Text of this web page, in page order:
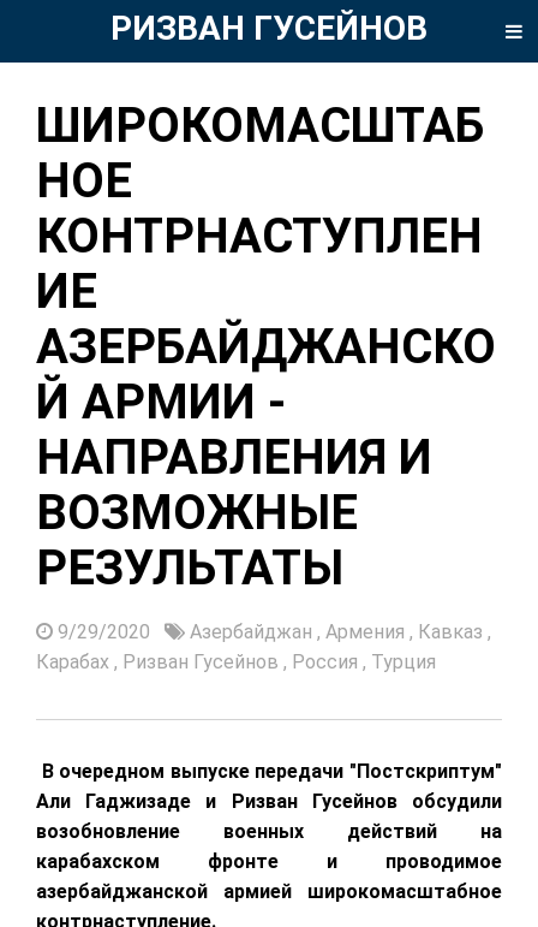
РИЗВАН ГУСЕЙНОВ
ШИРОКОМАСШТАБ
НОЕ
КОНТРНАСТУПЛЕН
ИЕ
АЗЕРБАЙДЖАНСКО
Й АРМИИ -
НАПРАВЛЕНИЯ И
ВОЗМОЖНЫЕ
РЕЗУЛЬТАТЫ
9/29/2020 Азербайджан , Армения , Кавказ ,
Карабах , Ризван Гусейнов , Россия , Турция
В очередном выпуске передачи "Постскриптум"
Али Гаджизаде и Ризван Гусейнов обсудили
возобновление военных действий на
карабахском фронте и проводимое
азербайджанской армией широкомасштабное
контрнаступление.